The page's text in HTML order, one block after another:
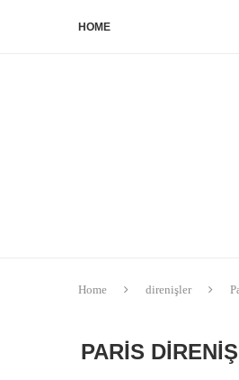
HOME
Home direnişler
PARIS